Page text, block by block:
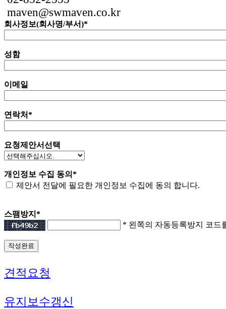
maven@swmaven.co.kr
회사정보(회사명/부서)*
성함
이메일
연락처*
요청제안서선택
개인정보 수집 동의 *
제안서 전달에 필요한 개인정보 수집에 동의 합니다.
스팸방지 *
* 왼쪽의 자동등록방지 코드
견적요청
유지보수갱신